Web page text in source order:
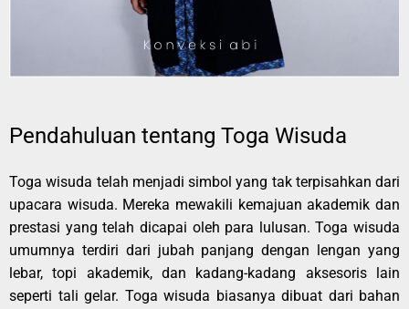
Pendahuluan tentang Toga Wisuda
Toga wisuda telah menjadi simbol yang tak terpisahkan dari
upacara wisuda. Mereka mewakili kemajuan akademik dan
prestasi yang telah dicapai oleh para lulusan. Toga wisuda
umumnya terdiri dari jubah panjang dengan lengan yang
lebar, topi akademik, dan kadang-kadang aksesoris lain
seperti tali gelar. Toga wisuda biasanya dibuat dari bahan